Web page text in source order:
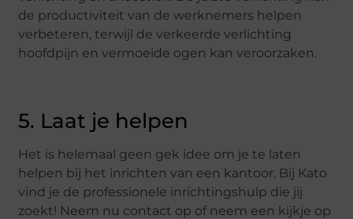
de productiviteit van de werknemers helpen
verbeteren, terwijl de verkeerde verlichting
hoofdpijn en vermoeide ogen kan veroorzaken.
5. Laat je helpen
Het is helemaal geen gek idee om je te laten
helpen bij het inrichten van een kantoor. Bij Kato
vind je de professionele inrichtingshulp die jij
zoekt! Neem nu contact op of neem een kijkje op